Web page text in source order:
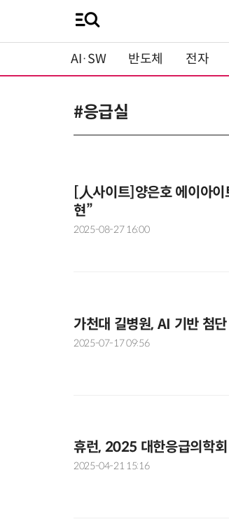
AI·SW 반도체 전자
#응급실
[人사이트]양은호 에이아
현”
2025-08-27 16:00
가천대 길병원, AI 기반 첨
2025-07-17 09:56
휴런, 2025 대한응급의학
2025-04-21 15:16